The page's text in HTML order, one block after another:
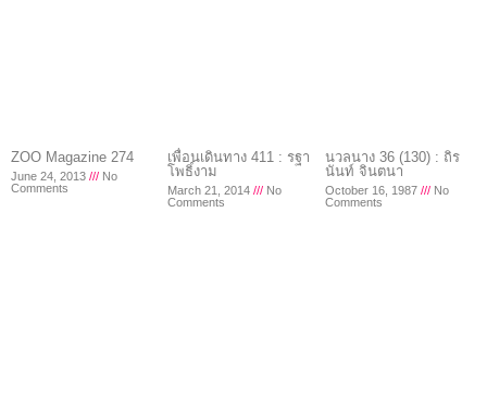
ZOO Magazine 274
June 24, 2013
No
Comments
เพื่อนเดินทาง 411 : รฐา
โพธิ์งาม
March 21, 2014
No
Comments
นวลนาง 36 (130) : ถิร
นันท์ จินตนา
October 16, 1987
No
Comments